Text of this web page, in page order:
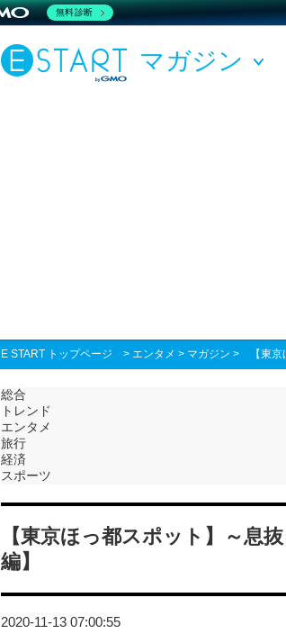
マガジン
E START トップページ > エンタメ > マガジン > 【東
総合
トレンド
エンタメ
旅行
経済
スポーツ
【東京ほっ都スポット】～息
編】
2020-11-13 07:00:55
無料診断